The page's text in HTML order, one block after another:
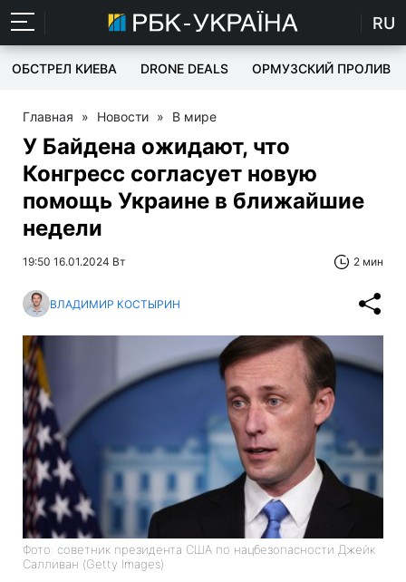
RU
ОБСТРЕЛ КИЕВА DRONE DEALS ОРМУЗСКИЙ ПРОЛИВ
Главная » Новости » В мире
У Байдена ожидают, что
Конгресс согласует новую
помощь Украине в ближайшие
недели
19:50 16.01.2024 Вт 2 мин
ВЛАДИМИР КОСТЫРИН
Фото: советник президента США по нацбезопасности Джейк
Салливан (Getty Images)